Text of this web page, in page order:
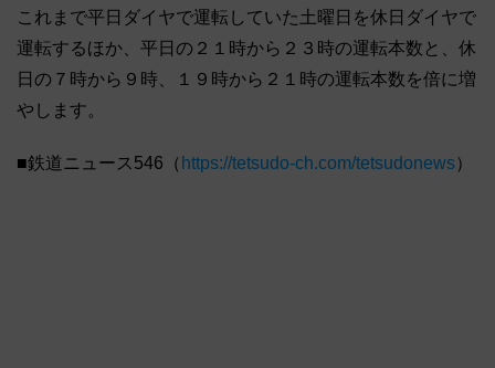
これまで平日ダイヤで運転していた土曜日を休日ダイヤで
運転するほか、平日の２１時から２３時の運転本数と、休
日の７時から９時、１９時から２１時の運転本数を倍に増
やします。
■鉄道ニュース546（ https://tetsudo-ch.com/tetsudonews）